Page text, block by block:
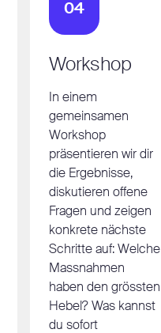
04
Workshop
In einem
gemeinsamen
Workshop
präsentieren wir dir
die Ergebnisse,
diskutieren offene
Fragen und zeigen
konkrete nächste
Schritte auf: Welche
Massnahmen
haben den grössten
Hebel? Was kannst
du sofort